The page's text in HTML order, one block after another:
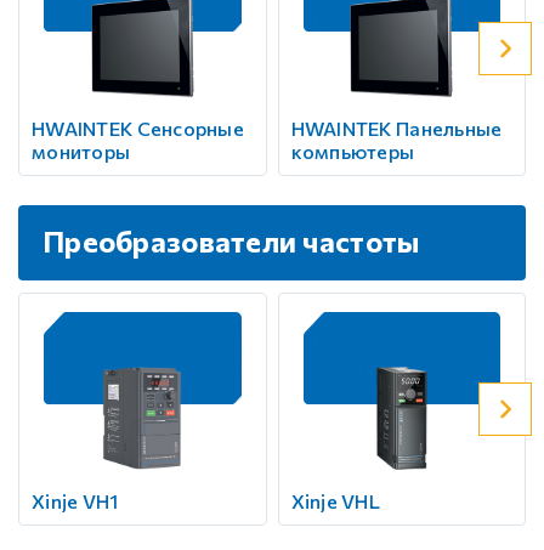
HWAINTEK Сенсорные
мониторы
HWAINTEK Панельные
компьютеры
Преобразователи частоты
Xinje VH1 Xinje VHL